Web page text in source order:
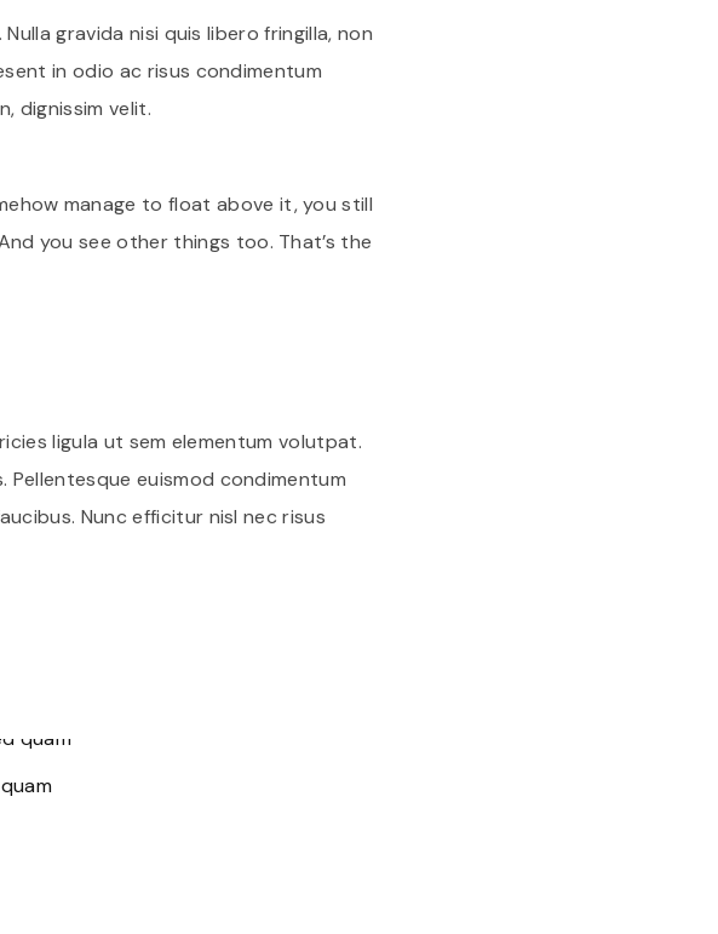
gravida nisi quis libero fringilla, non
in odio ac risus condimentum
dignissim velit.
manage to float above it, you still
you see other things too. That’s the
ligula ut sem elementum volutpat.
Pellentesque euismod condimentum
Nunc efficitur nisl nec risus